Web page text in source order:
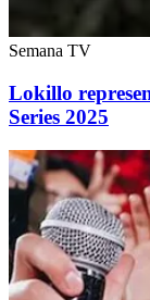
Semana TV
Lokillo
Series 2025